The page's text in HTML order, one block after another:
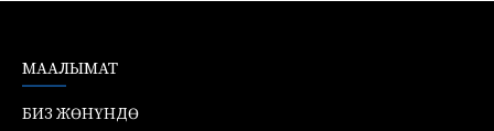
МААЛЫМАТ
БИЗ ЖӨНҮНДӨ